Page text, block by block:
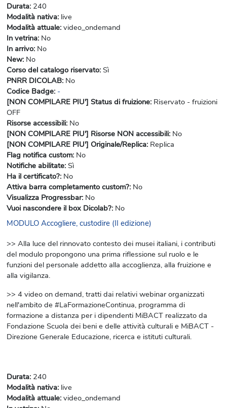
Durata: 240
Modalità nativa: live
Modalità attuale: video_ondemand
In vetrina: No
In arrivo: No
New: No
Corso del catalogo riservato: Sì
PNRR DICOLAB: No
Codice Badge: -
[NON COMPILARE PIU'] Status di fruizione: Riservato - fruizioni
OFF
Risorse accessibili: No
[NON COMPILARE PIU'] Risorse NON accessibili: No
[NON COMPILARE PIU'] Originale/Replica: Replica
Flag notifica custom: No
Notifiche abilitate: Sì
Ha il certificato?: No
Attiva barra completamento custom?: No
Visualizza Progressbar: No
Vuoi nascondere il box Dicolab?: No
MODULO Accogliere, custodire (II edizione)
>> Alla luce del rinnovato contesto dei musei italiani, i contributi
del modulo propongono una prima riflessione sul ruolo e le
funzioni del personale addetto alla accoglienza, alla fruizione e
alla vigilanza.
>> 4 video on demand, tratti dai relativi webinar organizzati
nell'ambito de #LaFormazioneContinua, programma di
formazione a distanza per i dipendenti MiBACT realizzato da
Fondazione Scuola dei beni e delle attività culturali e MiBACT -
Direzione Generale Educazione, ricerca e istituti culturali.
Durata: 240
Modalità nativa: live
Modalità attuale: video_ondemand